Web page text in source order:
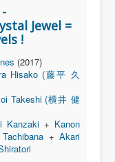
Jewel =
!
(2017)
Hisako (藤平 久
Takeshi (横井 健
Kanzaki+ Kanon
+Akari